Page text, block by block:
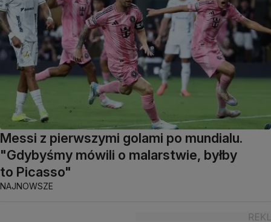
Messi z pierwszymi golami po mundialu.
"Gdybyśmy mówili o malarstwie, byłby
to Picasso"
NAJNOWSZE